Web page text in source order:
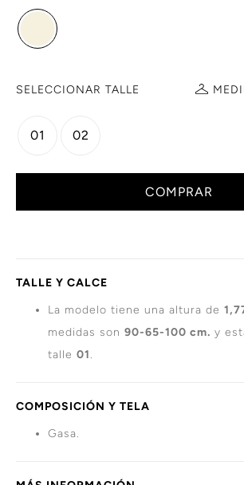
SELECCIONAR TALLE
01 02
COMPRAR
TALLE Y CALCE
La modelo tiene una altura de
medidas son 90-65-100 cm. y
talle 01.
COMPOSICIÓN Y TELA
Gasa.